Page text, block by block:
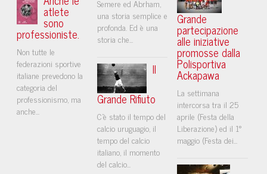
atlete
sono
professioniste.
Non tutte le
federazioni sportive
italiane prevedono la
categoria del
professionismo, ma
anche...
Semere ed Abrham,
una storia semplice e
profonda. Ed è una
storia che...
Il
Grande Rifiuto
C’è stato il tempo del
calcio uruguagio, il
tempo del calcio
italiano, il momento
del calcio...
Grande
partecipazione
alle iniziative
promosse dalla
Polisportiva
Ackapawa
La settimana
intercorsa tra il 25
aprile (Festa della
Liberazione) ed il 1°
maggio (Festa dei...